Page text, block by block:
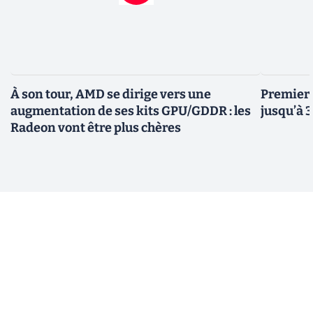
À son tour, AMD se dirige vers une
augmentation de ses kits GPU/GDDR : les
Radeon vont être plus chères
jusqu’à